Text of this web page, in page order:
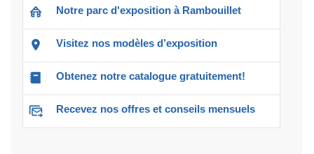
Notre parc d'exposition à Rambouillet
Visitez nos modèles d’exposition
Obtenez notre catalogue gratuitement!
Recevez nos offres et conseils mensuels